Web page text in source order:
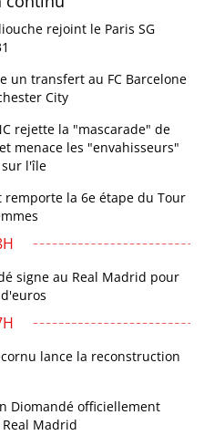
rejoint le Paris SG
un transfert au FC Barcelone
City
rejette la "mascarade" de
menace les "envahisseurs"
l'île
remporte la 6e étape du Tour
signe au Real Madrid pour
lance la reconstruction
Diomandé officiellement
Madrid